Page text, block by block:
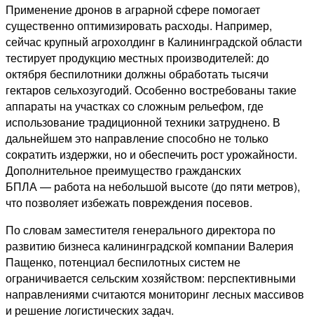
Применение дронов в аграрной сфере помогает
существенно оптимизировать расходы. Например,
сейчас крупный агрохолдинг в Калининградской области
тестирует продукцию местных производителей: до
октября беспилотники должны обработать тысячи
гектаров сельхозугодий. Особенно востребованы такие
аппараты на участках со сложным рельефом, где
использование традиционной техники затруднено. В
дальнейшем это направление способно не только
сократить издержки, но и обеспечить рост урожайности.
Дополнительное преимущество гражданских
БПЛА — работа на небольшой высоте (до пяти метров),
что позволяет избежать повреждения посевов.
По словам заместителя генерального директора по
развитию бизнеса калининградской компании Валерия
Пащенко, потенциал беспилотных систем не
ограничивается сельским хозяйством: перспективными
направлениями считаются мониторинг лесных массивов
и решение логистических задач.